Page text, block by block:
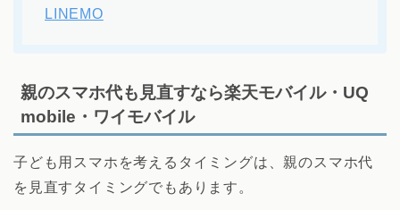
LINEMO
親のスマホ代も見直すなら楽天モバイル・UQ
mobile・ワイモバイル
子ども用スマホを考えるタイミングは、親のスマホ代
を見直すタイミングでもあります。